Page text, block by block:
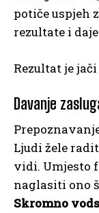
potiče uspjeh
rezultate i
Rezultat je
Davanje
Ljudi žele
vidi. Umjesto
naglasiti ono
Skromno